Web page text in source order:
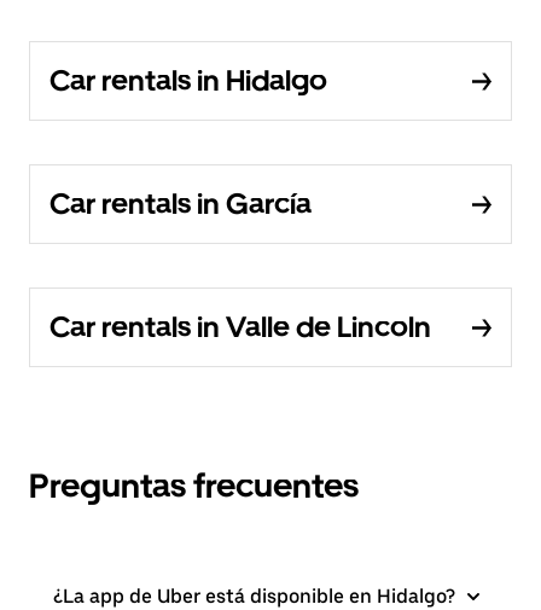
Car rentals in Hidalgo
Car rentals in García
Car rentals in Valle de Lincoln
Preguntas frecuentes
¿La app de Uber está disponible en Hidalgo?